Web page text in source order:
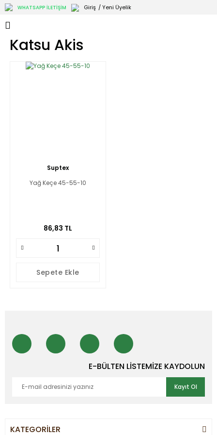
WHATSAPP İLETİŞİM Giriş / Yeni Üyelik
Katsu Akis
Suptex
Yağ Keçe 45-55-10
86,83 TL
Sepete Ekle
E-BÜLTEN LİSTEMİZE KAYDOLUN
Kayıt Ol
KATEGORİLER